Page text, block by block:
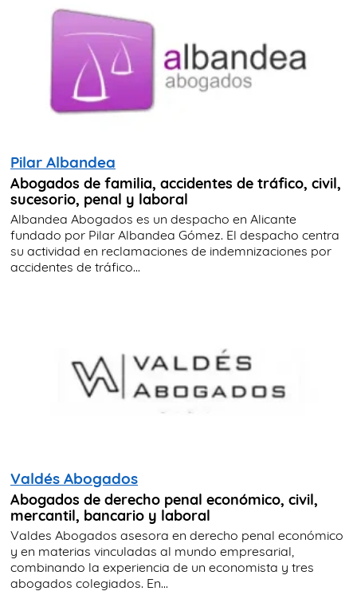
Pilar Albandea
Abogados de familia, accidentes de tráfico, civil,
sucesorio, penal y laboral
Albandea Abogados es un despacho en Alicante
fundado por Pilar Albandea Gómez. El despacho centra
su actividad en reclamaciones de indemnizaciones por
accidentes de tráfico...
Valdés Abogados
Abogados de derecho penal económico, civil,
mercantil, bancario y laboral
Valdes Abogados asesora en derecho penal económico
y en materias vinculadas al mundo empresarial,
combinando la experiencia de un economista y tres
abogados colegiados. En...